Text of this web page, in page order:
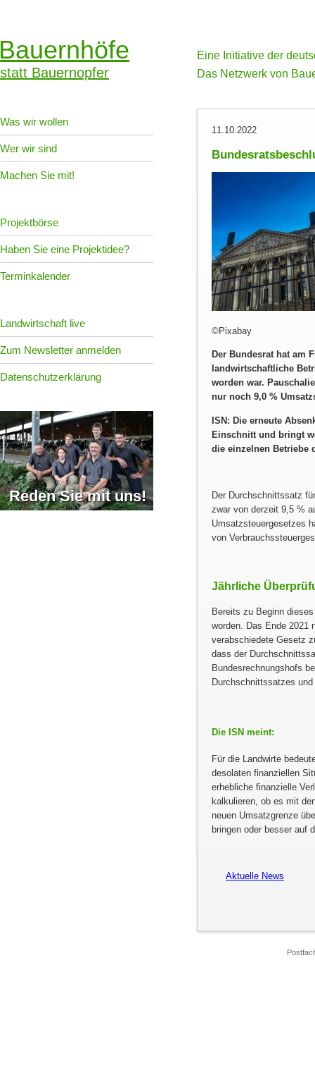
statt Bauernopfer
Eine Initiative der
Das Netzwerk von
Was wir wollen
Wer wir sind
Machen Sie mit!
Projektbörse
Haben Sie eine Projektidee?
Terminkalender
Landwirtschaft live
Zum Newsletter anmelden
Datenschutzerklärung
Reden Sie mit uns!
11.10.2022
©Pixabay
Der Bundesrat hat am
landwirtschaftliche
worden war.
nur noch 9,0 %
ISN: Die erneute
Einschnitt und bringt
die einzelnen Betriebe
Der Durchschnittssatz
zwar von derzeit 9,5 %
Umsatzsteuergesetzes
von
Jährliche
Bereits zu Beginn
worden. Das Ende 2021
verabschiedete Gesetz
dass der
Bundesrechnungshofs
Durchschnittssatzes
Die ISN meint:
Für die Landwirte
desolaten finanziellen
erhebliche finanzielle
kalkulieren, ob es mit
neuen Umsatzgrenze
bringen oder besser auf
Aktuelle News